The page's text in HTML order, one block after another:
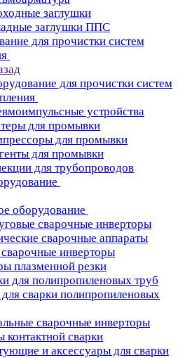
заглушки
заглушки ППС
для прочистки систем
для прочистки систем
устройства
для промывки
для промывки
для промывки
для трубопроводов
оборудование
сварочные инверторы
сварочные аппараты
инверторы
плазменной резки
для полипропиленовых труб
сварки полипропиленовых
сварочные инверторы
контактной сварки
и аксессуары для сварки